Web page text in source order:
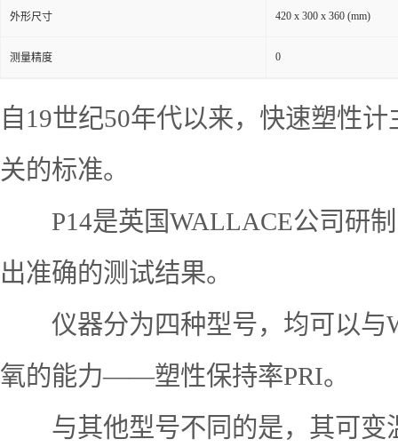
外形尺寸 420 x 300 x 360 (mm)
测量精度 0
自19世纪50年代以来，快速塑性
关的标准。
P14是英国WALLACE公司研制
出准确的测试结果。
仪器分为四种型号，均可以与
氧的能力——塑性保持率PRI。
与其他型号不同的是，其可变